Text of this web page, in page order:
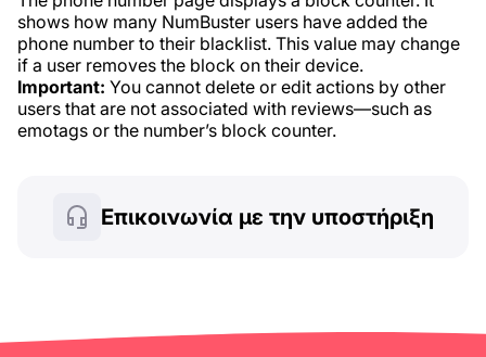
shows how many NumBuster users have added the
phone number to their blacklist. This value may change
if a user removes the block on their device.
Important: You cannot delete or edit actions by other
users that are not associated with reviews—such as
emotags or the number’s block counter.
Επικοινωνία με την υποστήριξη